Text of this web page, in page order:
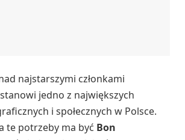
najstarszymi członkami
jedno z największych
i społecznych w Polsce.
te potrzeby ma być Bon